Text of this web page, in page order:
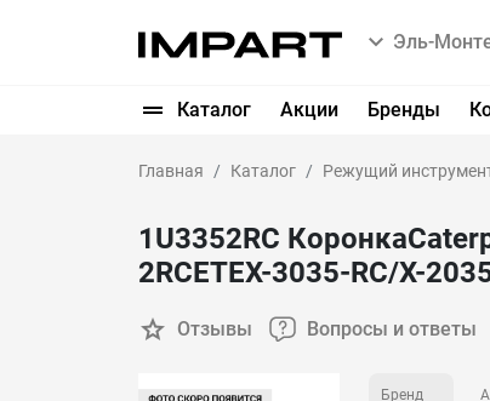
Эль-
Каталог Акции Бренды
Главная Каталог Режущий
1U3352RC
2RCETEX-3035-RC/X-
Отзывы Вопросы и ответы
Бренд